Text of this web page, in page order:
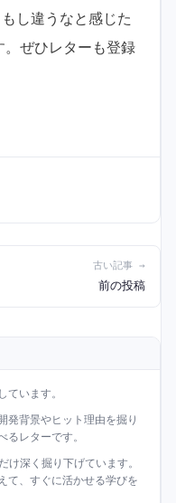
し違うなと感じた
。ぜひレターも登録
古い記事 →
前の投稿
います。
発背景やヒット理由を掘り
レターです。
け深く掘り下げています。
て、すぐに活かせる学びを